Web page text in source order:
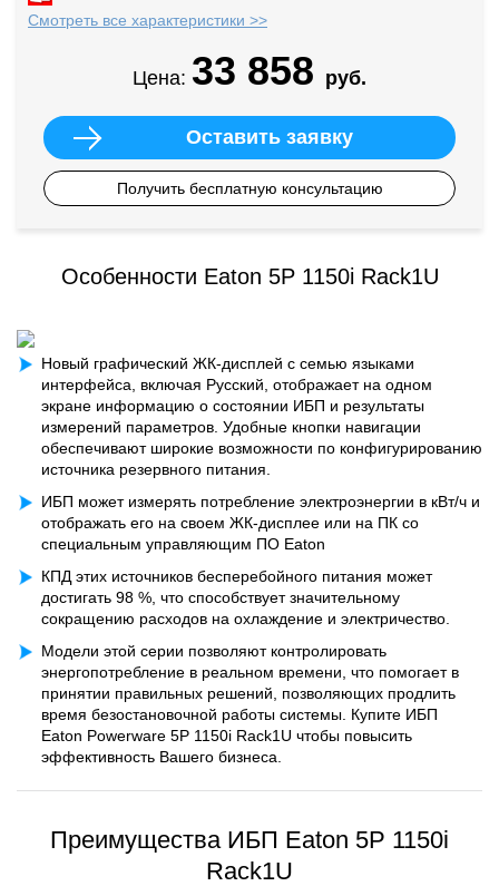
Смотреть все характеристики >>
Цена: 33 858 руб.
Оставить заявку
Получить бесплатную консультацию
Особенности Eaton 5P 1150i Rack1U
Новый графический ЖК-дисплей с семью языками
интерфейса, включая Русский, отображает на одном
экране информацию о состоянии ИБП и результаты
измерений параметров. Удобные кнопки навигации
обеспечивают широкие возможности по конфигурированию
источника резервного питания.
ИБП может измерять потребление электроэнергии в кВт/ч и
отображать его на своем ЖК-дисплее или на ПК со
специальным управляющим ПО Eaton
КПД этих источников бесперебойного питания может
достигать 98 %, что способствует значительному
сокращению расходов на охлаждение и электричество.
Модели этой серии позволяют контролировать
энергопотребление в реальном времени, что помогает в
принятии правильных решений, позволяющих продлить
время безостановочной работы системы. Купите ИБП
Eaton Powerware 5P 1150i Rack1U чтобы повысить
эффективность Вашего бизнеса.
Преимущества ИБП Eaton 5P 1150i
Rack1U